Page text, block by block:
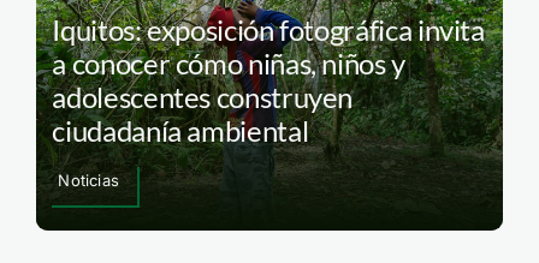
Iquitos: exposición fotográfica invita
a conocer cómo niñas, niños y
adolescentes construyen
ciudadanía ambiental
Noticias